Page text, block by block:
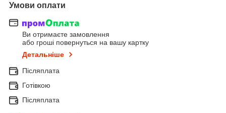
Умови оплати
Ви отримаєте замовлення
або гроші повернуться на вашу картку
Детальніше
Післяплата
Готівкою
Післяплата